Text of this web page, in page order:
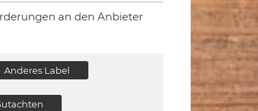
an den Anbieter
Anderes Label